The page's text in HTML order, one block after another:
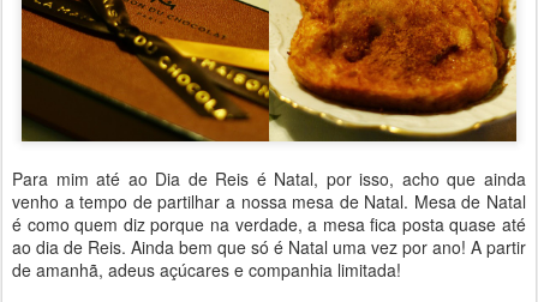
Para mim até ao Dia de Reis é Natal, por isso, acho que ainda
venho a tempo de partilhar a nossa mesa de Natal. Mesa de Natal
é como quem diz porque na verdade, a mesa fica posta quase até
ao dia de Reis. Ainda bem que só é Natal uma vez por ano! A partir
de amanhã, adeus açúcares e companhia limitada!